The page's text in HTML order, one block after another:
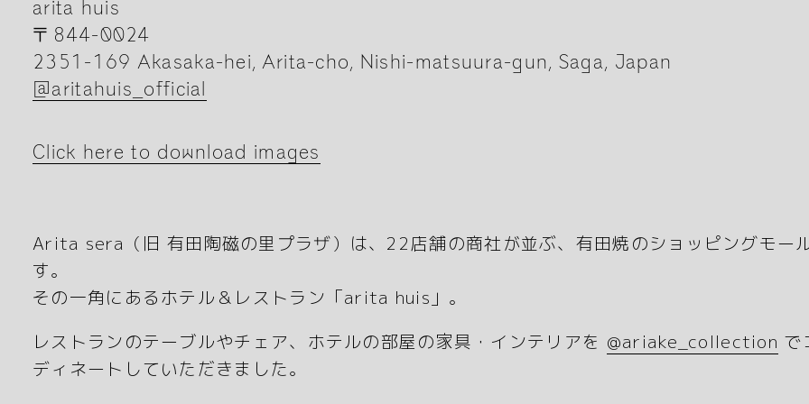
arita huis
〒844-0024
2351-169 Akasaka-hei, Arita-cho, Nishi-matsuura-gun, Saga, Japan
@aritahuis_official
Click here to download images
Arita sera（旧 有田陶磁の里プラザ）は、22店舗の商社が並ぶ、有田焼のショッピングモー
す。
その一角にあるホテル＆レストラン「arita huis」。
レストランのテーブルやチェア、ホテルの部屋の家具・インテリアを @ariake_collection で
ディネートしていただきました。